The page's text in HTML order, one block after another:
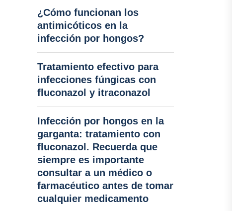
¿Cómo funcionan los
antimicóticos en la
infección por hongos?
Tratamiento efectivo para
infecciones fúngicas con
fluconazol y itraconazol
Infección por hongos en la
garganta: tratamiento con
fluconazol. Recuerda que
siempre es importante
consultar a un médico o
farmacéutico antes de tomar
cualquier medicamento